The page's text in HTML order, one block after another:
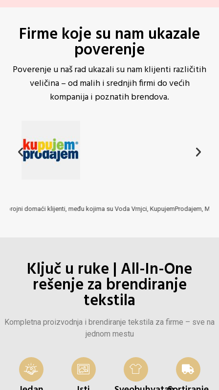
Firme koje su nam ukazale
poverenje
Poverenje u naš rad ukazali su nam klijenti različitih
veličina – od malih i srednjih firmi do većih
kompanija i poznatih brendova.
među kojima su Voda Vrnjci, KupujemProdajem, Maxi, Naxi Radio,
Ključ u ruke | All-In-One
rešenje za brendiranje
tekstila
Kompletna proizvodnja i brendiranje tekstila za firme – sve na
jednom mestu